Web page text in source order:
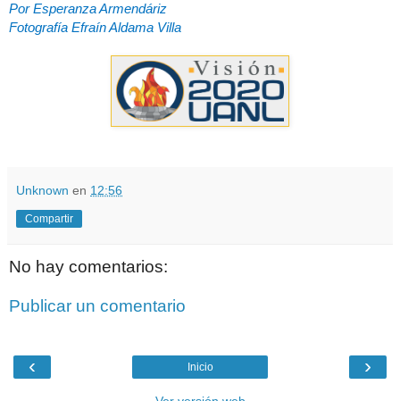
Por Esperanza Armendáriz
Fotografía Efraín Aldama Villa
Unknown en 12:56
Compartir
No hay comentarios:
Publicar un comentario
‹ ›
Inicio